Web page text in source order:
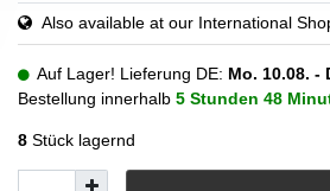
Also available at our International
Auf Lager! Lieferung DE: Mo. 10.08. -
Bestellung innerhalb 5 Stunden 48
8 Stück lagernd